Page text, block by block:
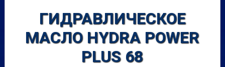
ГИДРАВЛИЧЕСКОЕ
МАСЛО HYDRA POWER
PLUS 68